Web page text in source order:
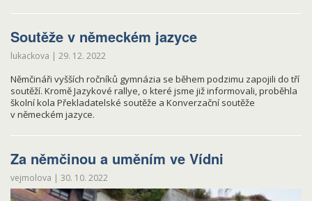
Soutěže v německém jazyce
lukackova | 29. 12. 2022
Němčináři vyšších ročníků gymnázia se během podzimu zapojili do tří
soutěží. Kromě Jazykové rallye, o které jsme již informovali, proběhla
školní kola Překladatelské soutěže a Konverzační soutěže
v německém jazyce.
Za němčinou a uměním ve Vídni
vejmolova | 30. 10. 2022